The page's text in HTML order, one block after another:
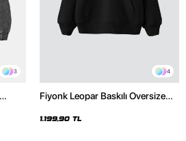
3 4
Fiyonk Leopar Baskılı Oversize
1.199,90 TL